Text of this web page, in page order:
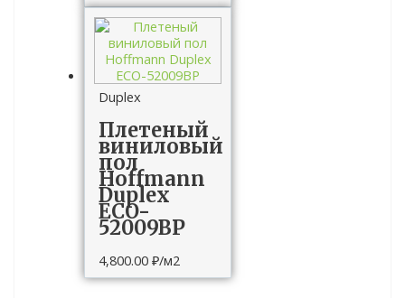
Duplex
Плетеный
виниловый
пол
Hoffmann
Duplex
ECO-
52009BP
4,800.00 ₽/м2